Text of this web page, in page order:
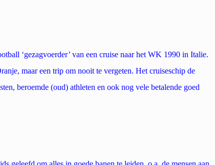
‘gezagvoerder’ van een cruise naar het WK 1990 in Italie.
maar een trip om nooit te vergeten. Het cruiseschip de
beroemde (oud) athleten en ook nog vele betalende goed